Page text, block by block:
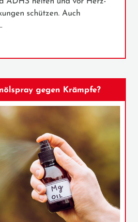
schützen. Auch
gegen Krämpfe?